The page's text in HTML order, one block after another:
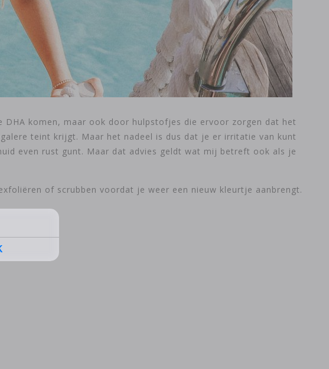
komen, maar ook door hulpstofjes die ervoor zorgen dat het
teint krijgt. Maar het nadeel is dus dat je er irritatie van kunt
even rust gunt. Maar dat advies geldt wat mij betreft ook als je
of scrubben voordat je weer een nieuw kleurtje aanbrengt.